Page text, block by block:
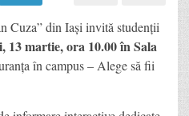
Cuza” din Iași invită studenții
13 martie, ora 10.00 în Sala
în campus – Alege să fii